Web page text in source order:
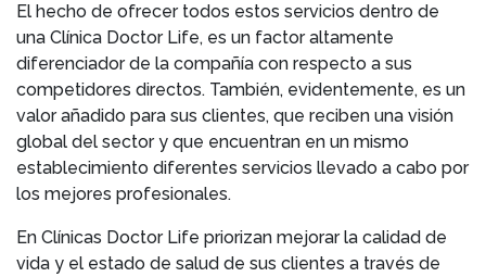
El hecho de ofrecer todos estos servicios dentro de
una Clínica Doctor Life, es un factor altamente
diferenciador de la compañía con respecto a sus
competidores directos. También, evidentemente, es un
valor añadido para sus clientes, que reciben una visión
global del sector y que encuentran en un mismo
establecimiento diferentes servicios llevado a cabo por
los mejores profesionales.
En Clínicas Doctor Life priorizan mejorar la calidad de
vida y el estado de salud de sus clientes a través de